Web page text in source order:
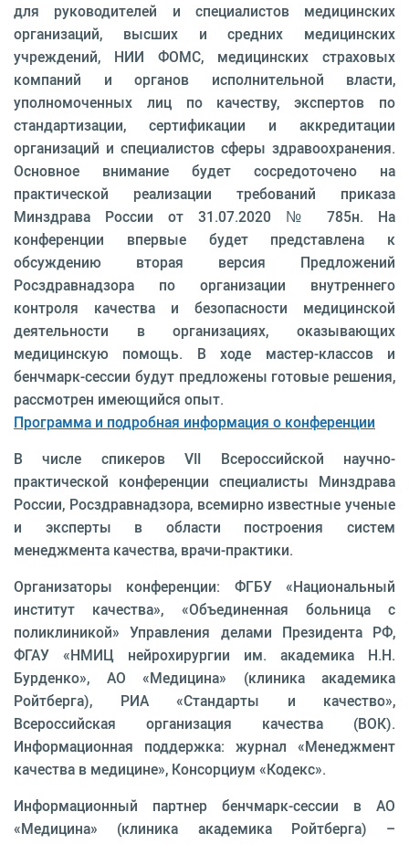
для руководителей и специалистов медицинских
организаций, высших и средних медицинских
учреждений, НИИ ФОМС, медицинских страховых
компаний и органов исполнительной власти,
уполномоченных лиц по качеству, экспертов по
стандартизации, сертификации и аккредитации
организаций и специалистов сферы здравоохранения.
Основное внимание будет сосредоточено на
практической реализации требований приказа
Минздрава России от 31.07.2020 № 785н. На
конференции впервые будет представлена к
обсуждению вторая версия Предложений
Росздравнадзора по организации внутреннего
контроля качества и безопасности медицинской
деятельности в организациях, оказывающих
медицинскую помощь. В ходе мастер-классов и
бенчмарк-сессии будут предложены готовые решения,
рассмотрен имеющийся опыт.
Программа и подробная информация о конференции
В числе спикеров VII Всероссийской научно-
практической конференции специалисты Минздрава
России, Росздравнадзора, всемирно известные ученые
и эксперты в области построения систем
менеджмента качества, врачи-практики.
Организаторы конференции: ФГБУ «Национальный
институт качества», «Объединенная больница с
поликлиникой» Управления делами Президента РФ,
ФГАУ «НМИЦ нейрохирургии им. академика Н.Н.
Бурденко», АО «Медицина» (клиника академика
Ройтберга), РИА «Стандарты и качество»,
Всероссийская организация качества (ВОК).
Информационная поддержка: журнал «Менеджмент
качества в медицине», Консорциум «Кодекс».
Информационный партнер бенчмарк-сессии в АО
«Медицина» (клиника академика Ройтберга) –